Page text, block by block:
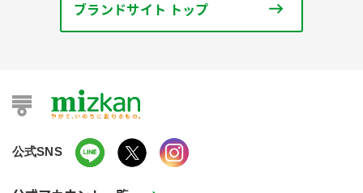
ブランドサイト トップ
公式SNS